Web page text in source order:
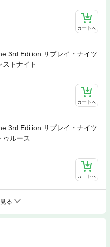
カートへ
3rd Edition リプレイ・ナイツ
トナイト
カートへ
3rd Edition リプレイ・ナイツ
ルース
カートへ
る